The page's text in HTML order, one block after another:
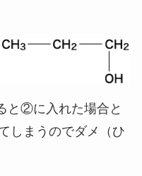
と②に入れた場合と
しまうのでダメ（ひ